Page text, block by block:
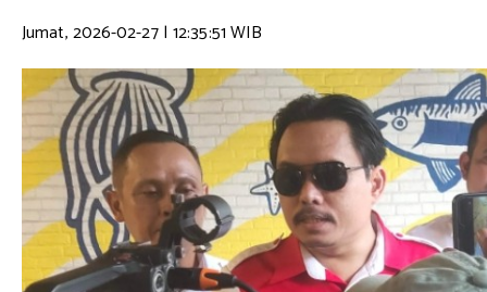
Jumat, 2026-02-27 | 12:35:51 WIB